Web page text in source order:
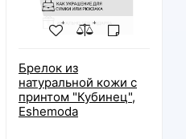
Брелок из
натуральной кожи с
принтом "Кубинец",
Eshemoda